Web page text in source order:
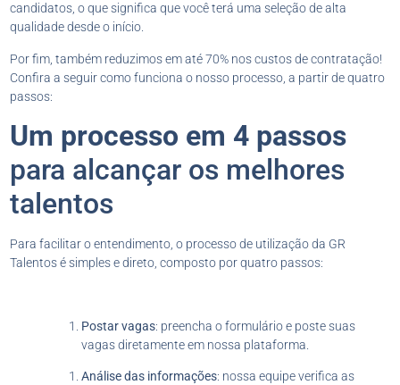
candidatos, o que significa que você terá uma seleção de alta
qualidade desde o início.
Por fim, também reduzimos em até 70% nos custos de contratação!
Confira a seguir como funciona o nosso processo, a partir de quatro
passos:
Um processo em 4 passos
para alcançar os melhores
talentos
Para facilitar o entendimento, o processo de utilização da GR
Talentos é simples e direto, composto por quatro passos:
Postar vagas: preencha o formulário e poste suas
vagas diretamente em nossa plataforma.
Análise das informações: nossa equipe verifica as